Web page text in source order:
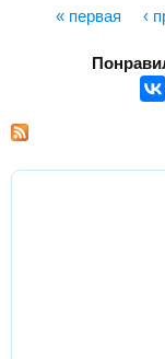
« первая ‹